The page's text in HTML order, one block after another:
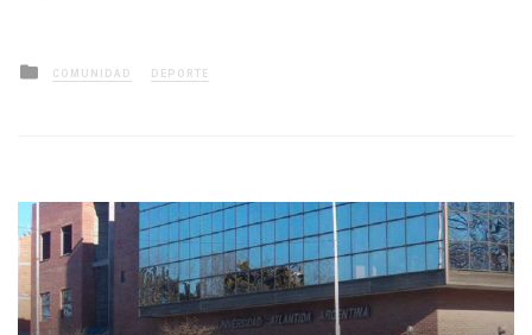
Posted
in
COMUNIDAD DEPORTE